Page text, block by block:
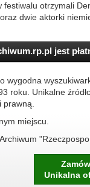
otrzymali
dwie aktorki
jest
wygodna
roku. Unikalne
miejscu.
Zamów
Unikalna